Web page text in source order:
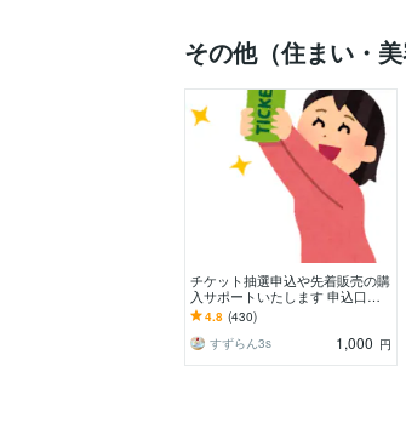
その他（住まい・
チケット抽選申込や先着販売の購
入サポートいたします 申込口数
の必要な方、チケ発が出来ない方
は是非ご連絡下さい。
4.8 (430)
すずらん3s
1,000 円